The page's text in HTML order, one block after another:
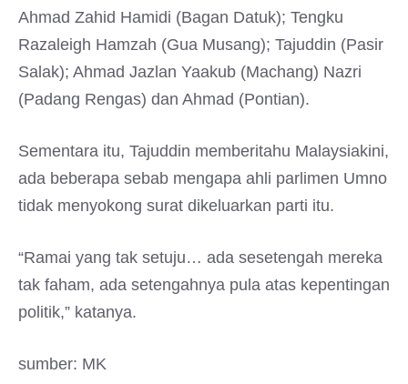
Ahmad Zahid Hamidi (Bagan Datuk); Tengku
Razaleigh Hamzah (Gua Musang); Tajuddin (Pasir
Salak); Ahmad Jazlan Yaakub (Machang) Nazri
(Padang Rengas) dan Ahmad (Pontian).
Sementara itu, Tajuddin memberitahu Malaysiakini,
ada beberapa sebab mengapa ahli parlimen Umno
tidak menyokong surat dikeluarkan parti itu.
“Ramai yang tak setuju… ada sesetengah mereka
tak faham, ada setengahnya pula atas kepentingan
politik,” katanya.
sumber: MK